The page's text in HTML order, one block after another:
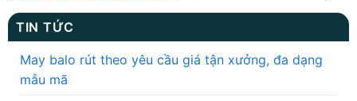
TIN TỨC
May balo rút theo yêu cầu giá tận xưởng, đa dạng
mẫu mã